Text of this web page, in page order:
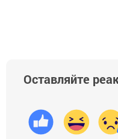
Оставляйте